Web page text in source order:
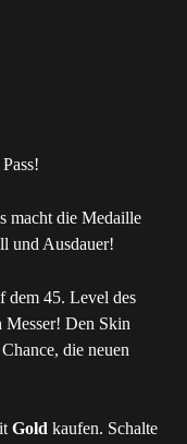
macht die Medaille
und Ausdauer!
dem 45. Level des
Messer! Den Skin
die neuen
Gold kaufen. Schalte